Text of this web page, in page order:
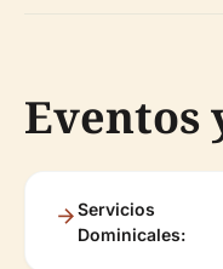
Eventos
Servicios
Dominicales: